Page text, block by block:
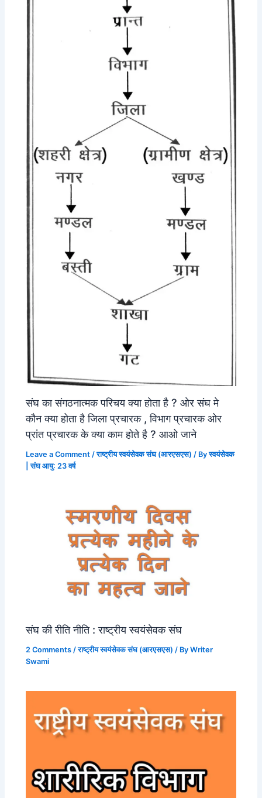
संघ का संगठनात्मक परिचय क्या होता है ? ओर संघ मे
कौन क्या होता है जिला प्रचारक , विभाग प्रचारक ओर
प्रांत प्रचारक के क्या काम होते है ? आओ जाने
Leave a Comment /राष्ट्रीय स्वयंसेवक संघ (आरएसएस) / Byस्वयंसेवक
| संघ आयु: 23 वर्ष
संघ की रीति नीति : राष्ट्रीय स्वयंसेवक संघ
2 Comments /राष्ट्रीय स्वयंसेवक संघ (आरएसएस) / ByWriter
Swami